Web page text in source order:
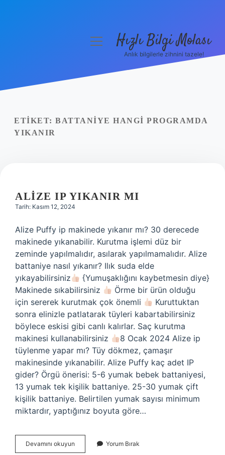
Yasal Uyarı
menüyüHızlı Bilgi Molası
Anlık bilgilerle zihnini tazele!
ETIKET: BATTANIYE HANGI PROGRAMDA
YIKANIR
ALIZE IP YIKANIR MI
Tarih: Kasım 12, 2024
Alize Puffy ip makinede yıkanır mı? 30 derecede
makinede yıkanabilir. Kurutma işlemi düz bir
zeminde yapılmalıdır, asılarak yapılmamalıdır. Alize
battaniye nasıl yıkanır? Ilık suda elde
yıkayabilirsiniz
{Yumuşaklığını kaybetmesin diye}
Makinede sıkabilirsiniz
Örme bir ürün olduğu
için sererek kurutmak çok önemli
Kuruttuktan
sonra elinizle patlatarak tüyleri kabartabilirsiniz
böylece eskisi gibi canlı kalırlar. Saç kurutma
makinesi kullanabilirsiniz
8 Ocak 2024 Alize ip
tüylenme yapar mı? Tüy dökmez, çamaşır
makinesinde yıkanabilir. Alize Puffy kaç adet IP
gider? Örgü önerisi: 5-6 yumak bebek battaniyesi,
13 yumak tek kişilik battaniye. 25-30 yumak çift
kişilik battaniye. Belirtilen yumak sayısı minimum
miktardır, yaptığınız boyuta göre…
Devamını okuyun
Ip
Yorum Bırak